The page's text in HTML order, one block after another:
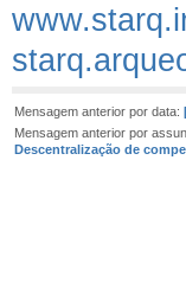
Mensagem anterior por data:
Mensagem anterior por
Descentralização de